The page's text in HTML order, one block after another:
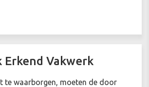
Erkend Vakwerk
te waarborgen, moeten de door